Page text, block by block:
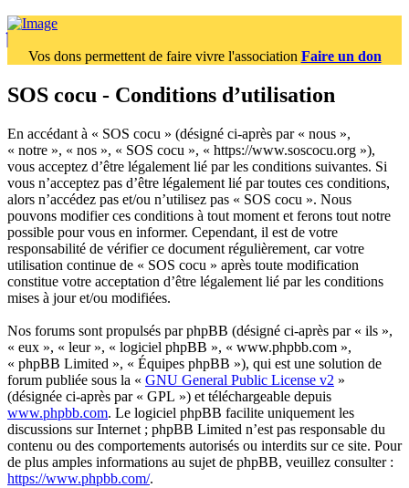
Vos dons permettent de faire vivre l'association Faire un don
SOS cocu - Conditions d’utilisation
En accédant à « SOS cocu » (désigné ci-après par « nous »,
« notre », « nos », « SOS cocu », « https://www.soscocu.org »),
vous acceptez d’être légalement lié par les conditions suivantes. Si
vous n’acceptez pas d’être légalement lié par toutes ces conditions,
alors n’accédez pas et/ou n’utilisez pas « SOS cocu ». Nous
pouvons modifier ces conditions à tout moment et ferons tout notre
possible pour vous en informer. Cependant, il est de votre
responsabilité de vérifier ce document régulièrement, car votre
utilisation continue de « SOS cocu » après toute modification
constitue votre acceptation d’être légalement lié par les conditions
mises à jour et/ou modifiées.
Nos forums sont propulsés par phpBB (désigné ci-après par « ils »,
« eux », « leur », « logiciel phpBB », « www.phpbb.com »,
« phpBB Limited », « Équipes phpBB »), qui est une solution de
forum publiée sous la « GNU General Public License v2 »
(désignée ci-après par « GPL ») et téléchargeable depuis
www.phpbb.com. Le logiciel phpBB facilite uniquement les
discussions sur Internet ; phpBB Limited n’est pas responsable du
contenu ou des comportements autorisés ou interdits sur ce site. Pour
de plus amples informations au sujet de phpBB, veuillez consulter :
https://www.phpbb.com/.